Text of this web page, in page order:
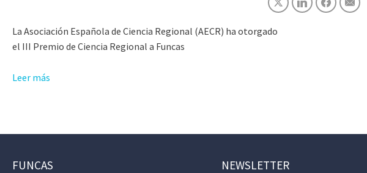
La Asociación Española de Ciencia Regional (AECR) ha otorgado
el III Premio de Ciencia Regional a Funcas
Leer más
FUNCAS NEWSLETTER